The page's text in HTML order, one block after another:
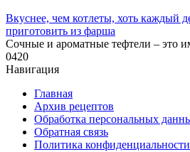
Вкуснее, чем котлеты, хоть каждый
приготовить из фарша
Сочные и ароматные тефтели – это
0420
Навигация
Главная
Архив рецептов
Обработка персональных
Обратная связь
Политика конфиденциальности